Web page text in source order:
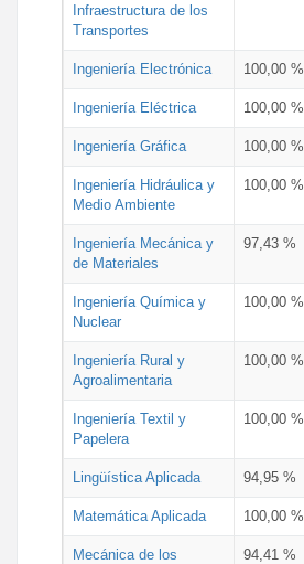
Infraestructura de los
Transportes
Ingeniería Electrónica 100,00 %
Ingeniería Eléctrica 100,00 %
Ingeniería Gráfica 100,00 %
Ingeniería Hidráulica y
Medio Ambiente
100,00 %
Ingeniería Mecánica y
de Materiales
97,43 %
Ingeniería Química y
Nuclear
100,00 %
Ingeniería Rural y
Agroalimentaria
100,00 %
Ingeniería Textil y
Papelera
100,00 %
Lingüística Aplicada 94,95 %
Matemática Aplicada 100,00 %
Mecánica de los
94,41 %